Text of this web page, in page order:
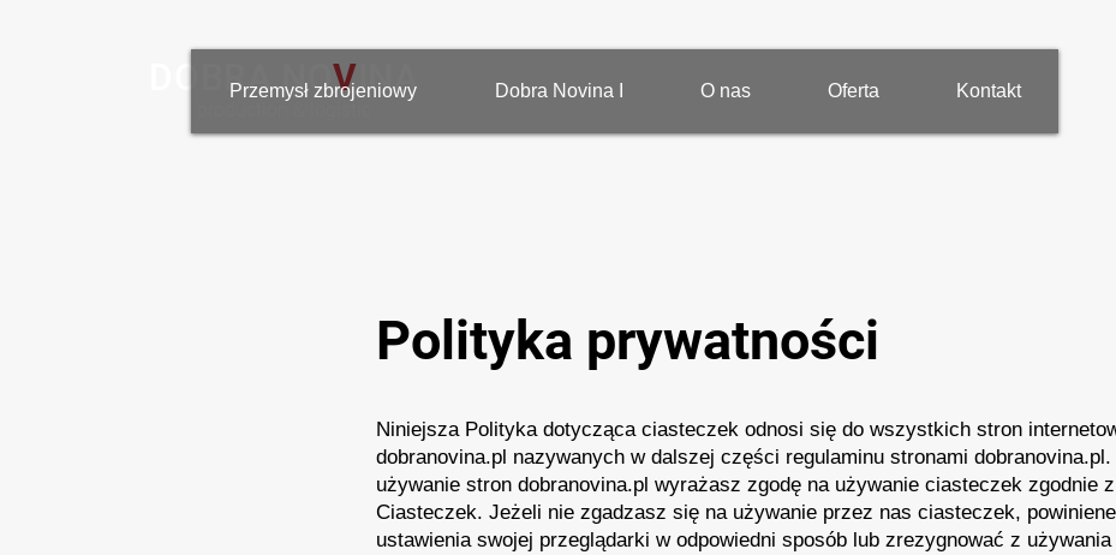
DOBRA NOVINA
Przemysł zbrojeniowy Dobra Novina I O nas Oferta Kontakt
Polityka prywatności
Niniejsza Polityka dotycząca ciasteczek odnosi się do wszystkich stron
dobranovina.pl nazywanych w dalszej części regulaminu stronami
używanie stron dobranovina.pl wyrażasz zgodę na używanie ciasteczek zgodnie
Ciasteczek. Jeżeli nie zgadzasz się na używanie przez nas ciasteczek,
ustawienia swojej przeglądarki w odpowiedni sposób lub zrezygnować z